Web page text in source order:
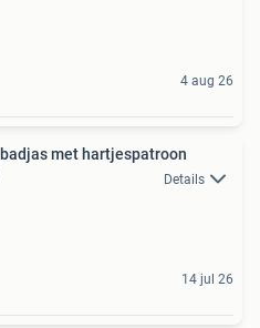
4 aug 26
met hartjespatroon
Details
14 jul 26